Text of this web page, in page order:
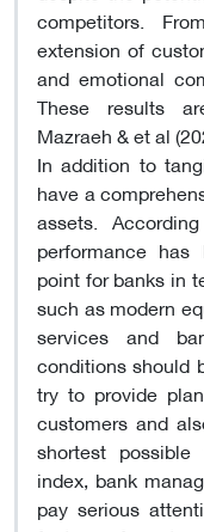
competitors.
extension of
and emotional
These results
Mazraeh & et al
In addition to
have a
assets.
performance
point for banks in
such as modern
services and
conditions should
try to provide
customers and
shortest
index, bank
pay serious